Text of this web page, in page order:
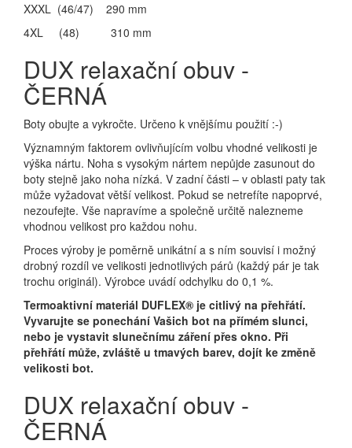
XXXL (46/47) 290 mm
4XL (48) 310 mm
DUX relaxační obuv -
ČERNÁ
Boty obujte a vykročte. Určeno k vnějšímu použití :-)
Významným faktorem ovlivňujícím volbu vhodné velikosti je
výška nártu. Noha s vysokým nártem nepůjde zasunout do
boty stejně jako noha nízká. V zadní části – v oblasti paty tak
může vyžadovat větší velikost. Pokud se netrefíte napoprvé,
nezoufejte. Vše napravíme a společně určitě nalezneme
vhodnou velikost pro každou nohu.
Proces výroby je poměrně unikátní a s ním souvisí i možný
drobný rozdíl ve velikosti jednotlivých párů (každý pár je tak
trochu originál). Výrobce uvádí odchylku do 0,1 %.
Termoaktivní materiál DUFLEX® je citlivý na přehřátí.
Vyvarujte se ponechání Vašich bot na přímém slunci,
nebo je vystavit slunečnímu záření přes okno. Při
přehřátí může, zvláště u tmavých barev, dojít ke změně
velikosti bot.
DUX relaxační obuv -
ČERNÁ